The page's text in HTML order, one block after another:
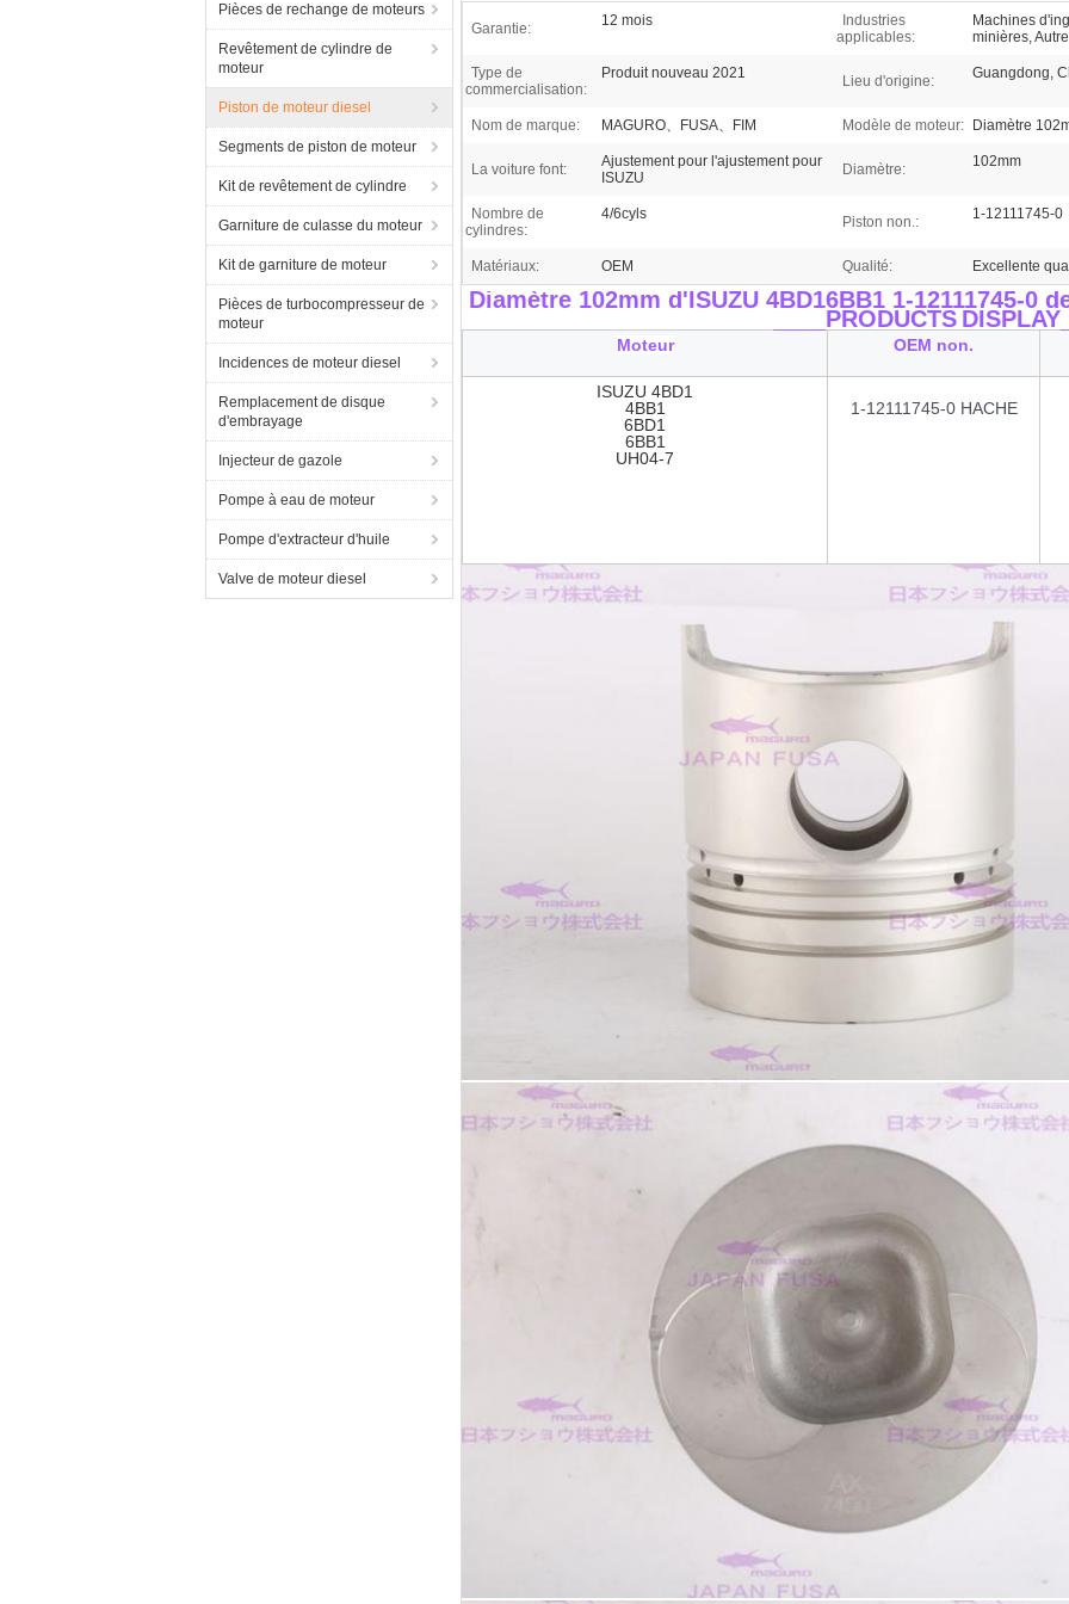
Pièces de rechange de moteurs
Revêtement de cylindre de
moteur
Piston de moteur diesel
Segments de piston de moteur
Kit de revêtement de cylindre
Garniture de culasse du moteur
Kit de garniture de moteur
Pièces de turbocompresseur de
moteur
Incidences de moteur diesel
Remplacement de disque
d'embrayage
Injecteur de gazole
Pompe à eau de moteur
Pompe d'extracteur d'huile
Valve de moteur diesel
Garantie: 12 mois
Industries
applicables:
Machines
minières, Autre
Type de
commercialisation:
Produit nouveau 2021 Lieu d'origine: Guangdong,
Nom de marque: MAGURO、FUSA、FIM Modèle de moteur: Diamètre
La voiture font:
Ajustement pour l'ajustement pour
ISUZU
Diamètre: 102mm
Nombre de
cylindres:
4/6cyls Piston non.: 1-12111745-0
Matériaux: OEM Qualité: Excellente
Diamètre 102mm d'ISUZU 4BD16BB1 1-12111745-0
____PRODUCTS
Moteur OEM non.
ISUZU 4BD1
4BB1
6BD1
6BB1
UH04-7
1-12111745-0 HACHE